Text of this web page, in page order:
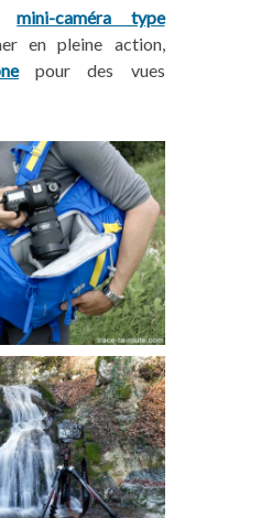
mini-caméra type
en pleine action,
pour des vues